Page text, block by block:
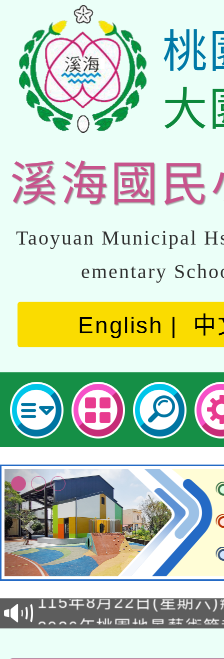
桃
大
溪海國民
Taoyuan Municipal
ementary
English 中
轉知經濟部水利署委託
業技術研究院辦理「
用水績優單位及節水達
115年8月22日(星期六
桃園市孔廟祈福系列
2026年桃園地景藝術